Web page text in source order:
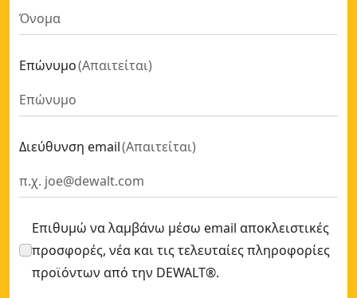
Επώνυμο(Απαιτείται)
Διεύθυνση email(Απαιτείται)
Επιθυμώ να λαμβάνω μέσω email αποκλειστικές
προσφορές, νέα και τις τελευταίες πληροφορίες
προϊόντων από την DEWALT®.